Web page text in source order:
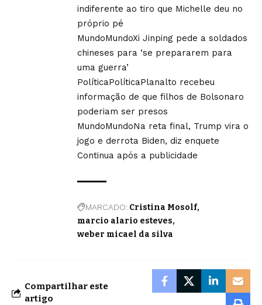
indiferente ao tiro que Michelle deu no
próprio pé
MundoMundoXi Jinping pede a soldados
chineses para ‘se prepararem para
uma guerra’
PolíticaPolíticaPlanalto recebeu
informação de que filhos de Bolsonaro
poderiam ser presos
MundoMundoNa reta final, Trump vira o
jogo e derrota Biden, diz enquete
Continua após a publicidade
MARCADO: Cristina Mosolf
marcio alario esteves
weber micael da silva
Compartilhar este
artigo